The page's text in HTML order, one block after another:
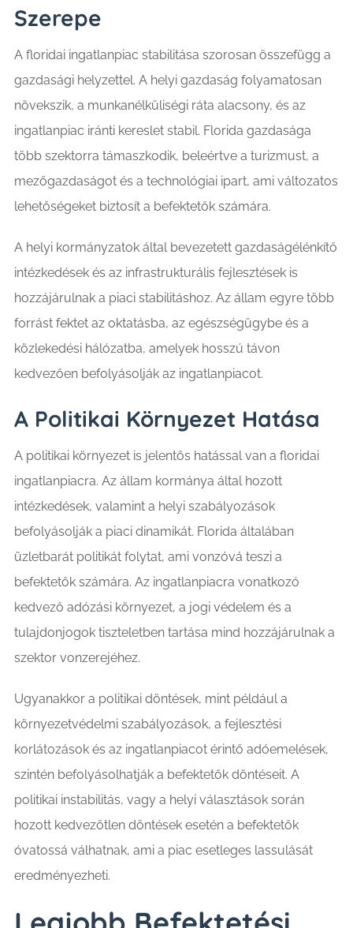
Szerepe
A floridai ingatlanpiac stabilitása szorosan összefügg a
gazdasági helyzettel. A helyi gazdaság folyamatosan
növekszik, a munkanélküliségi ráta alacsony, és az
ingatlanpiac iránti kereslet stabil. Florida gazdasága
több szektorra támaszkodik, beleértve a turizmust, a
mezőgazdaságot és a technológiai ipart, ami változatos
lehetőségeket biztosít a befektetők számára.
A helyi kormányzatok által bevezetett gazdaságélénkítő
intézkedések és az infrastrukturális fejlesztések is
hozzájárulnak a piaci stabilitáshoz. Az állam egyre több
forrást fektet az oktatásba, az egészségügybe és a
közlekedési hálózatba, amelyek hosszú távon
kedvezően befolyásolják az ingatlanpiacot.
A Politikai Környezet Hatása
A politikai környezet is jelentős hatással van a floridai
ingatlanpiacra. Az állam kormánya által hozott
intézkedések, valamint a helyi szabályozások
befolyásolják a piaci dinamikát. Florida általában
üzletbarát politikát folytat, ami vonzóvá teszi a
befektetők számára. Az ingatlanpiacra vonatkozó
kedvező adózási környezet, a jogi védelem és a
tulajdonjogok tiszteletben tartása mind hozzájárulnak a
szektor vonzerejéhez.
Ugyanakkor a politikai döntések, mint például a
környezetvédelmi szabályozások, a fejlesztési
korlátozások és az ingatlanpiacot érintő adóemelések,
szintén befolyásolhatják a befektetők döntéseit. A
politikai instabilitás, vagy a helyi választások során
hozott kedvezőtlen döntések esetén a befektetők
óvatossá válhatnak, ami a piac esetleges lassulását
eredményezheti.